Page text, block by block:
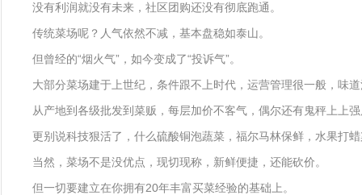
没有利润就没有未来，社区团购还没有彻底跑通。
传统菜场呢？人气依然不减，基本盘稳如泰山。
但曾经的“烟火气”，如今变成了“投诉气”。
大部分菜场建于上世纪，条件跟不上时代，运营管理很一般，味
从产地到各级批发到菜贩，每层加价不客气，偶尔还有鬼秤上上
更别说科技狠活了，什么硫酸铜泡蔬菜，福尔马林保鲜，水果打
当然，菜场不是没优点，现切现称，新鲜便捷，还能砍价。
但一切要建立在你拥有20年丰富买菜经验的基础上。